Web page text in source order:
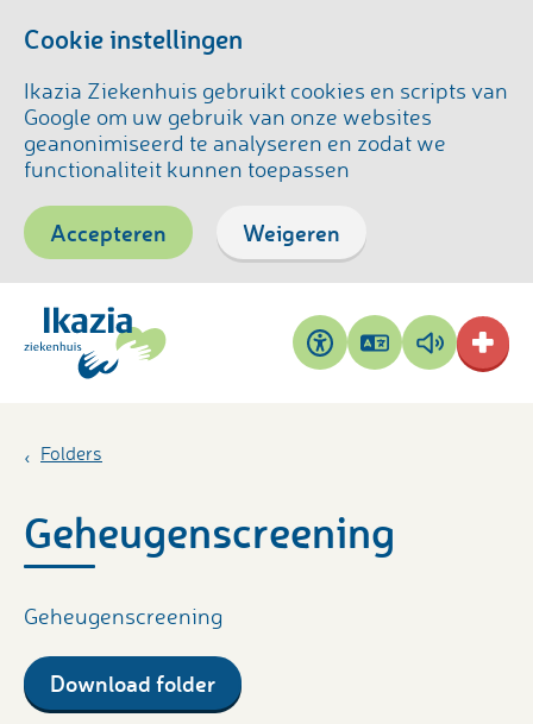
Cookie instellingen
Ikazia Ziekenhuis gebruikt cookies en scripts van
Google om uw gebruik van onze websites
geanonimiseerd te analyseren en zodat we
functionaliteit kunnen toepassen
Accepteren Weigeren
Toegankelijkheid
Pagina
vertalen
Pagina
voorlezen
Folders
Geheugenscreening
Geheugenscreening
Download folder